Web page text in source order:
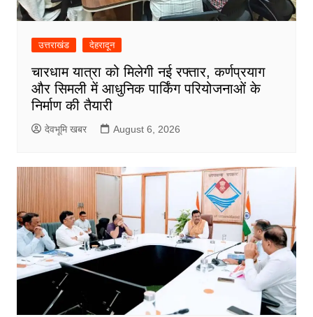
उत्तराखंड देहरादून
चारधाम यात्रा को मिलेगी नई रफ्तार, कर्णप्रयाग
और सिमली में आधुनिक पार्किंग परियोजनाओं के
निर्माण की तैयारी
देवभूमि खबर August 6, 2026